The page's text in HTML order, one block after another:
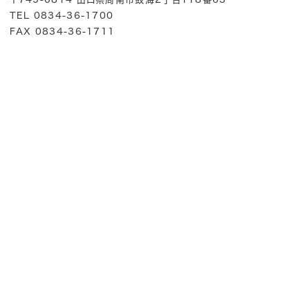
TEL 0834-36-1700
FAX 0834-36-1711